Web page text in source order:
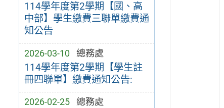
114學年度第2學期【國、高
中部】學生繳費三聯單繳費通
知公告
2026-03-10 總務處
114學年度第2學期【學生註
冊四聯單】繳費通知公告:
2026-02-25 總務處